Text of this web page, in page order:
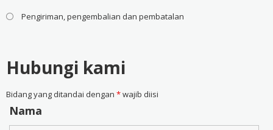
Pengiriman, pengembalian dan pembatalan
Hubungi kami
Bidang yang ditandai dengan *wajib diisi
Nama